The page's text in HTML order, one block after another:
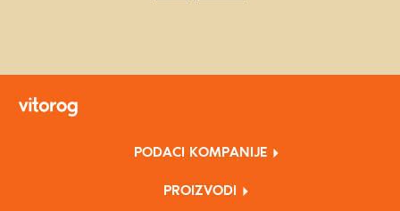
PODACI KOMPANIJE
PROIZVODI